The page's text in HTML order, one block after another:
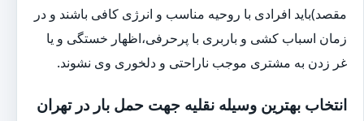
مقصد)باید افرادی با روحیه مناسب و انرژی کافی باشند و در
زمان اسباب کشی و باربری با پرحرفی،اظهار خستگی و یا
غر زدن به مشتری موجب ناراحتی و دلخوری وی نشوند.
انتخاب بهترین وسیله نقلیه جهت حمل بار در تهران